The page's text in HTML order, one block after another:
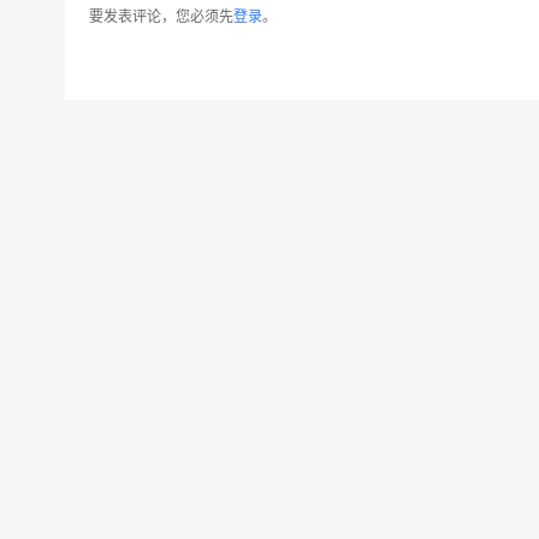
要发表评论，您必须先登录。